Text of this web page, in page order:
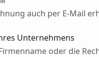
auch per E-Mail
Unternehmens
oder die